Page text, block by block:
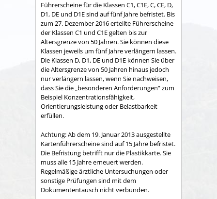
Führerscheine für die Klassen C1, C1E, C, CE, D,
D1, DE und D1E sind auf fünf Jahre befristet. Bis
zum 27. Dezember 2016 erteilte Führerscheine
der Klassen C1 und C1E gelten bis zur
Altersgrenze von 50 Jahren. Sie können diese
Klassen jeweils um fünf Jahre verlängern lassen.
Die Klassen D, D1, DE und D1E können Sie über
die Altersgrenze von 50 Jahren hinaus jedoch
nur verlängern lassen, wenn Sie nachweisen,
dass Sie die „besonderen Anforderungen“ zum
Beispiel Konzentrationsfähigkeit,
Orientierungsleistung oder Belastbarkeit
erfüllen.
Achtung:Ab dem 19. Januar 2013 ausgestellte
Kartenführerscheine sind auf 15 Jahre befristet.
Die Befristung betrifft nur die Plastikkarte. Sie
muss alle 15 Jahre erneuert werden.
Regelmäßige ärztliche Untersuchungen oder
sonstige Prüfungen sind mit dem
Dokumententausch nicht verbunden.